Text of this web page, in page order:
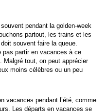
pendant la golden-week
partout, les trains et les
souvent faire la queue.
pas partir en vacances à ce
Malgré tout, on peut apprécier
moins célèbres ou un peu
vacances pendant l’été, comme
Les départs en vacances se